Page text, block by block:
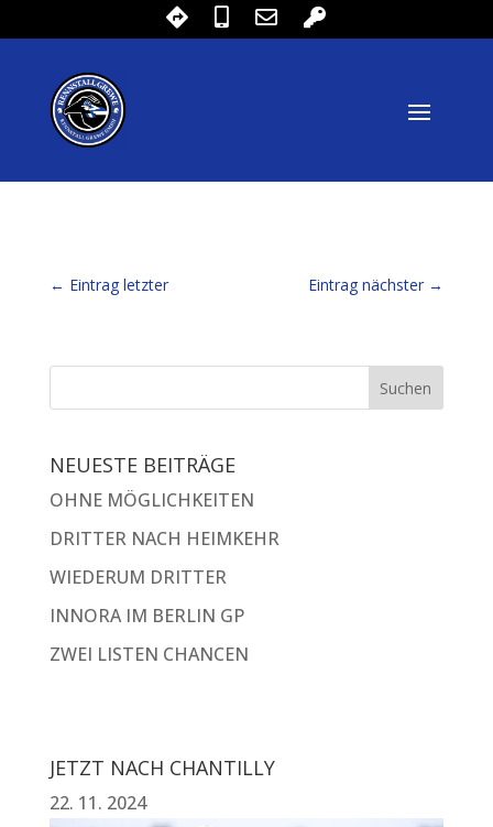
← Eintrag letzter Eintrag nächster →
NEUESTE BEITRÄGE
OHNE MÖGLICHKEITEN
DRITTER NACH HEIMKEHR
WIEDERUM DRITTER
INNORA IM BERLIN GP
ZWEI LISTEN CHANCEN
JETZT NACH CHANTILLY
22. 11. 2024